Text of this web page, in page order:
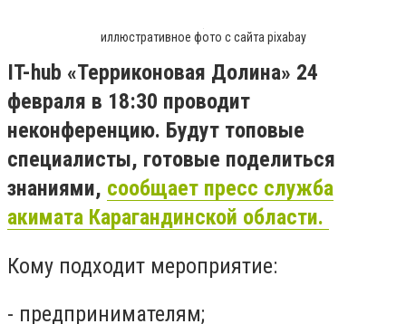
иллюстративное фото с сайта pixabay
IT-hub «Терриконовая Долина» 24
февраля в 18:30 проводит
неконференцию. Будут топовые
специалисты, готовые поделиться
знаниями, сообщает пресс служба
акимата Карагандинской области.
Кому подходит мероприятие:
- предпринимателям;